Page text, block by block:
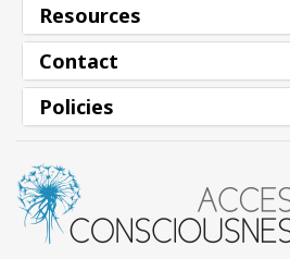
Resources
Contact
Policies